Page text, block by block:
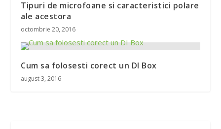
Tipuri de microfoane si caracteristici polare
ale acestora
octombrie 20, 2016
Cum sa folosesti corect un DI Box
august 3, 2016